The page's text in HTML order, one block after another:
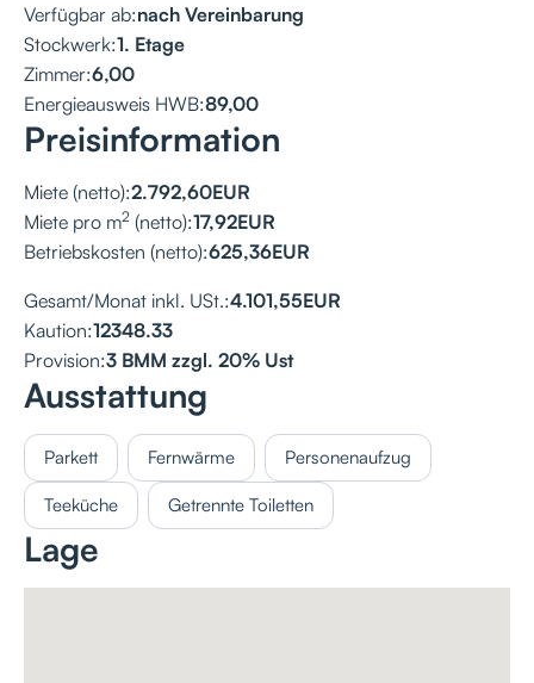
Verfügbar ab:nach Vereinbarung
Stockwerk:1. Etage
Zimmer:6,00
Energieausweis HWB:89,00
Preisinformation
Miete (netto):2.792,60EUR
Miete pro m2 (netto):17,92EUR
Betriebskosten (netto):625,36EUR
Gesamt/Monat inkl. USt.:4.101,55EUR
Kaution:12348.33
Provision:3 BMM zzgl. 20% Ust
Ausstattung
Parkett Fernwärme Personenaufzug
Teeküche Getrennte Toiletten
Lage